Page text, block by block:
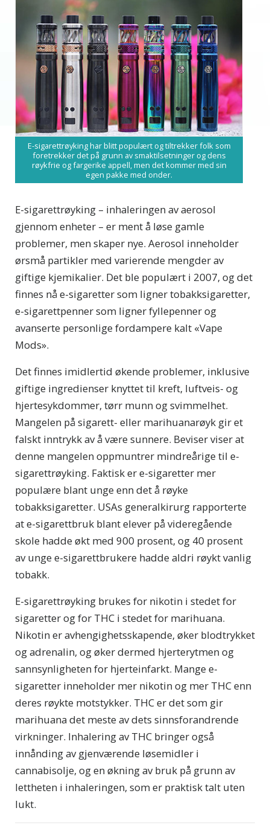
E-sigarettrøyking har blitt populært og tiltrekker folk som
foretrekker det på grunn av smaktilsetninger og dens
røykfrie og fargerike appell, men det kommer med sin
egen pakke med onder.
E-sigarettrøyking – inhaleringen av aerosol
gjennom enheter – er ment å løse gamle
problemer, men skaper nye. Aerosol inneholder
ørsmå partikler med varierende mengder av
giftige kjemikalier. Det ble populært i 2007, og det
finnes nå e-sigaretter som ligner tobakksigaretter,
e-sigarettpenner som ligner fyllepenner og
avanserte personlige fordampere kalt «Vape
Mods».
Det finnes imidlertid økende problemer, inklusive
giftige ingredienser knyttet til kreft, luftveis- og
hjertesykdommer, tørr munn og svimmelhet.
Mangelen på sigarett- eller marihuanarøyk gir et
falskt inntrykk av å være sunnere. Beviser viser at
denne mangelen oppmuntrer mindreårige til e-
sigarettrøyking. Faktisk er e-sigaretter mer
populære blant unge enn det å røyke
tobakksigaretter. USAs generalkirurg rapporterte
at e-sigarettbruk blant elever på videregående
skole hadde økt med 900 prosent, og 40 prosent
av unge e-sigarettbrukere hadde aldri røykt vanlig
tobakk.
E-sigarettrøyking brukes for nikotin i stedet for
sigaretter og for THC i stedet for marihuana.
Nikotin er avhengighetsskapende, øker blodtrykket
og adrenalin, og øker dermed hjerterytmen og
sannsynligheten for hjerteinfarkt. Mange e-
sigaretter inneholder mer nikotin og mer THC enn
deres røykte motstykker. THC er det som gir
marihuana det meste av dets sinnsforandrende
virkninger. Inhalering av THC bringer også
innånding av gjenværende løsemidler i
cannabisolje, og en økning av bruk på grunn av
lettheten i inhaleringen, som er praktisk talt uten
lukt.